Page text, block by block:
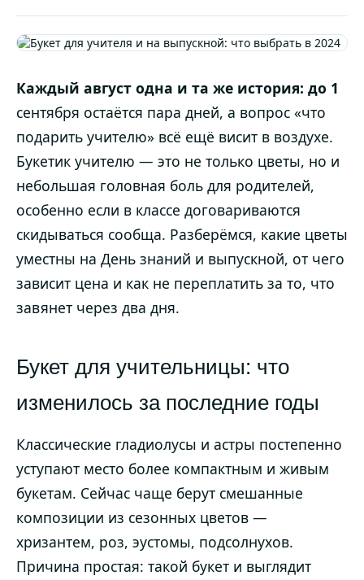
Каждый август одна и та же история: до 1
сентября остаётся пара дней, а вопрос «что
подарить учителю» всё ещё висит в воздухе.
Букетик учителю — это не только цветы, но и
небольшая головная боль для родителей,
особенно если в классе договариваются
скидываться сообща. Разберёмся, какие цветы
уместны на День знаний и выпускной, от чего
зависит цена и как не переплатить за то, что
завянет через два дня.
Букет для учительницы: что
изменилось за последние годы
Классические гладиолусы и астры постепенно
уступают место более компактным и живым
букетам. Сейчас чаще берут смешанные
композиции из сезонных цветов —
хризантем, роз, эустомы, подсолнухов.
Причина простая: такой букет и выглядит